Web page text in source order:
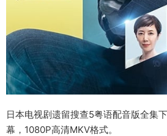
日本电视剧遗留搜查5粤语配音版全集
幕，1080P高清MKV格式。